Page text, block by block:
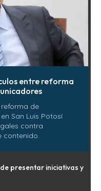
entre reforma
de
San Luis Potosí
contra
contenido.
presentar iniciativas y